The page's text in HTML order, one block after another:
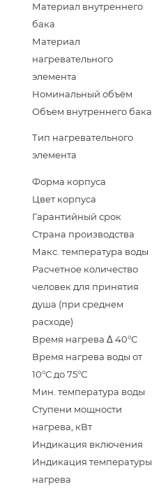
Материал внутреннего
бака
Материал
нагревательного
элемента
Номинальный объём
Объем внутреннего бака
Тип нагревательного
элемента
Форма корпуса
Цвет корпуса
Гарантийный срок
Страна производства
Макс. температура воды
Расчетное количество
человек для принятия
душа (при среднем
расходе)
Время нагрева Δ 40°С
Время нагрева воды от
10°С до 75°С
Мин. температура воды
Ступени мощности
нагрева, кВт
Индикация включения
Индикация температуры
нагрева